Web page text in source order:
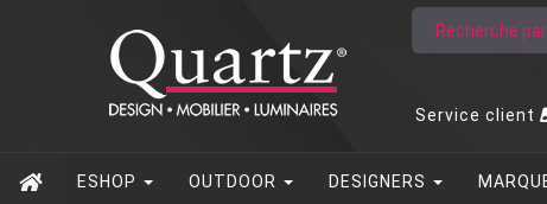
Service client
ESHOP OUTDOOR DESIGNERS